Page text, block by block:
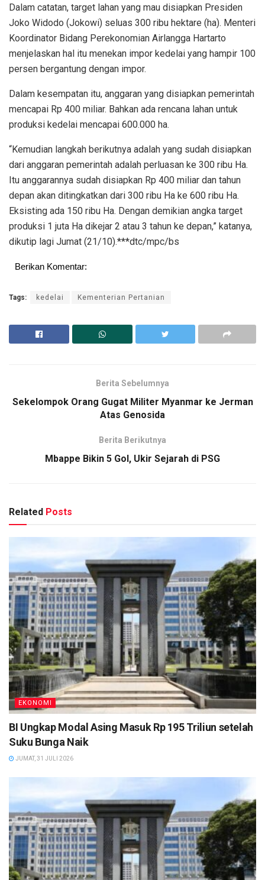
Dalam catatan, target lahan yang mau disiapkan Presiden
Joko Widodo (Jokowi) seluas 300 ribu hektare (ha). Menteri
Koordinator Bidang Perekonomian Airlangga Hartarto
menjelaskan hal itu menekan impor kedelai yang hampir 100
persen bergantung dengan impor.
Dalam kesempatan itu, anggaran yang disiapkan pemerintah
mencapai Rp 400 miliar. Bahkan ada rencana lahan untuk
produksi kedelai mencapai 600.000 ha.
“Kemudian langkah berikutnya adalah yang sudah disiapkan
dari anggaran pemerintah adalah perluasan ke 300 ribu Ha.
Itu anggarannya sudah disiapkan Rp 400 miliar dan tahun
depan akan ditingkatkan dari 300 ribu Ha ke 600 ribu Ha.
Eksisting ada 150 ribu Ha. Dengan demikian angka target
produksi 1 juta Ha dikejar 2 atau 3 tahun ke depan,” katanya,
dikutip lagi Jumat (21/10).***dtc/mpc/bs
Berikan Komentar:
Tags: kedelai Kementerian Pertanian
Berita Sebelumnya
Sekelompok Orang Gugat Militer Myanmar ke Jerman
Atas Genosida
Berita Berikutnya
Mbappe Bikin 5 Gol, Ukir Sejarah di PSG
Related Posts
EKONOMI
BI Ungkap Modal Asing Masuk Rp 195 Triliun setelah
Suku Bunga Naik
JUMAT, 31 JULI 2026